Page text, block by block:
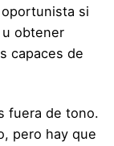
si
obtener
capaces de
fuera de tono.
pero hay que